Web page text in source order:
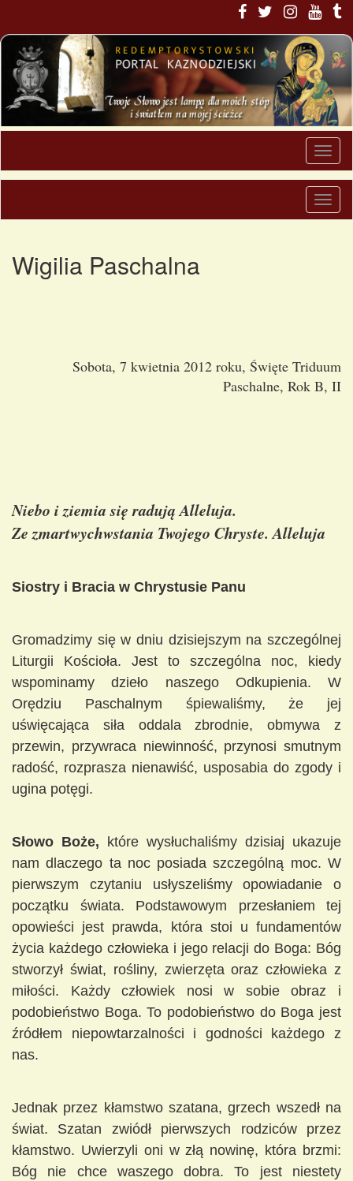
Wigilia Paschalna
Sobota, 7 kwietnia 2012 roku, Święte Triduum
Paschalne, Rok B, II
Niebo i ziemia się radują Alleluja.
Ze zmartwychwstania Twojego Chryste. Alleluja
Siostry i Bracia w Chrystusie Panu
Gromadzimy się w dniu dzisiejszym na szczególnej
Liturgii Kościoła. Jest to szczególna noc, kiedy
wspominamy dzieło naszego Odkupienia. W
Orędziu Paschalnym śpiewaliśmy, że jej
uświęcająca siła oddala zbrodnie, obmywa z
przewin, przywraca niewinność, przynosi smutnym
radość, rozprasza nienawiść, usposabia do zgody i
ugina potęgi.
Słowo Boże, które wysłuchaliśmy dzisiaj ukazuje
nam dlaczego ta noc posiada szczególną moc. W
pierwszym czytaniu usłyszeliśmy opowiadanie o
początku świata. Podstawowym przesłaniem tej
opowieści jest prawda, która stoi u fundamentów
życia każdego człowieka i jego relacji do Boga: Bóg
stworzył świat, rośliny, zwierzęta oraz człowieka z
miłości. Każdy człowiek nosi w sobie obraz i
podobieństwo Boga. To podobieństwo do Boga jest
źródłem niepowtarzalności i godności każdego z
nas.
Jednak przez kłamstwo szatana, grzech wszedł na
świat. Szatan zwiódł pierwszych rodziców przez
kłamstwo. Uwierzyli oni w złą nowinę, która brzmi:
Bóg nie chce waszego dobra. To jest niestety